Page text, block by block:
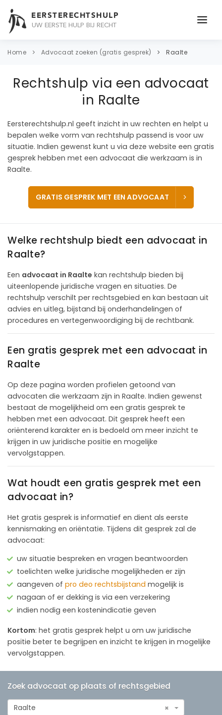
EERSTERECHTSHULP
UW EERSTE HULP BIJ RECHT
ONDERWERPEN
CONTACT
Home Advocaat zoeken (gratis gesprek) Raalte
Rechtshulp via een advocaat
in Raalte
Eersterechtshulp.nl geeft inzicht in uw rechten en helpt u
bepalen welke vorm van rechtshulp passend is voor uw
situatie. Indien gewenst kunt u via deze website een gratis
gesprek hebben met een advocaat die werkzaam is in
Raalte.
GRATIS GESPREK MET EEN ADVOCAAT
Welke rechtshulp biedt een advocaat in
Raalte?
Een advocaat in Raalte kan rechtshulp bieden bij
uiteenlopende juridische vragen en situaties. De
rechtshulp verschilt per rechtsgebied en kan bestaan uit
advies en uitleg, bijstand bij onderhandelingen of
procedures en vertegenwoordiging bij de rechtbank.
Een gratis gesprek met een advocaat in
Raalte
Op deze pagina worden profielen getoond van
advocaten die werkzaam zijn in Raalte. Indien gewenst
bestaat de mogelijkheid om een gratis gesprek te
hebben met een advocaat. Dit gesprek heeft een
oriënterend karakter en is bedoeld om meer inzicht te
krijgen in uw juridische positie en mogelijke
vervolgstappen.
Wat houdt een gratis gesprek met een
advocaat in?
Het gratis gesprek is informatief en dient als eerste
kennismaking en oriëntatie. Tijdens dit gesprek zal de
advocaat:
uw situatie bespreken en vragen beantwoorden
toelichten welke juridische mogelijkheden er zijn
aangeven of pro deo rechtsbijstand mogelijk is
nagaan of er dekking is via een verzekering
indien nodig een kostenindicatie geven
Kortom: het gratis gesprek helpt u om uw juridische
positie beter te begrijpen en inzicht te krijgen in mogelijke
vervolgstappen.
Zoek advocaat op plaats of rechtsgebied
×
Raalte